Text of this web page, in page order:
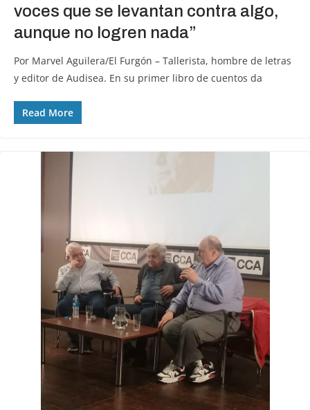
voces que se levantan contra algo,
aunque no logren nada”
Por Marvel Aguilera/El Furgón – Tallerista, hombre de letras
y editor de Audisea. En su primer libro de cuentos da
Read More